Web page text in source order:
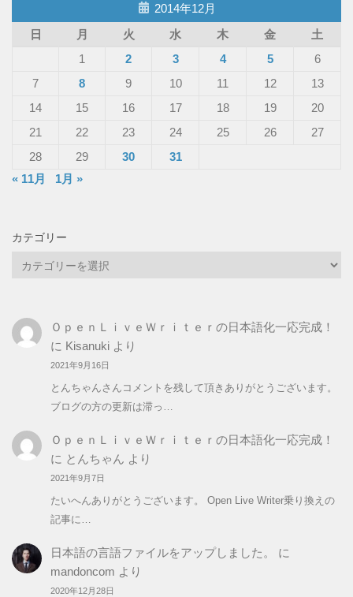
2014年12月
日
月 火 水 木 金
土
1
2 3 4 5
6
7
8 9 10 11 12
13
14
15 16 17 18 19
20
21
22 23 24 25 26
27
28
29 30
31
« 11月
1月 »
カテゴリー
リ
ー
ＯｐｅｎＬｉｖｅＷｒｉｔｅｒの日本語化一応完成！
に Kisanukiより
2021年9月16日
とんちゃんさんコメントを残して頂きありがとうございます。
ブログの方の更新は滞っ…
ＯｐｅｎＬｉｖｅＷｒｉｔｅｒの日本語化一応完成！
に とんちゃん より
2021年9月7日
たいへんありがとうございます。 Open Live Writer乗り換えの
記事に…
日本語の言語ファイルをアップしました。
に
mandoncom より
2020年12月28日